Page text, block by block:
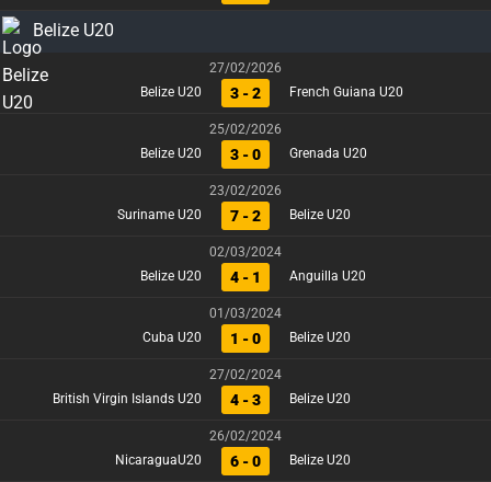
Belize U20
27/02/2026
Belize U20
3 - 2 French Guiana U20
25/02/2026
Belize U20
3 - 0 Grenada U20
23/02/2026
Suriname U20
7 - 2 Belize U20
02/03/2024
Belize U20
4 - 1 Anguilla U20
01/03/2024
Cuba U20
1 - 0 Belize U20
27/02/2024
British Virgin Islands U20
4 - 3 Belize U20
26/02/2024
NicaraguaU20
6 - 0 Belize U20